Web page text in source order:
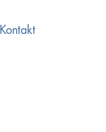
Kontakt